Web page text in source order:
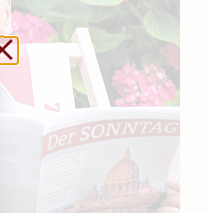
Schließen ohne zu